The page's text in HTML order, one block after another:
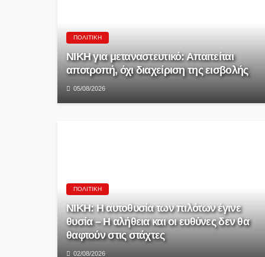
ΠΟΛΙΤΙΚΉ
ΝΙΚΗ για μεταναστευτικό: Απαιτείται
αποτροπή, όχι διαχείριση της εισβολής
05/08/2026
ΠΟΛΙΤΙΚΉ
ΝΙΚΗ: Η αυτοθυσία των πιλότων έγινε
θυσία – Η αλήθεια και οι ευθύνες δεν θα
θαφτούν στις στάχτες
02/08/2026